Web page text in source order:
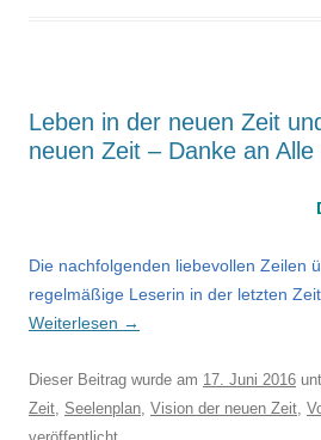
Leben in der neuen Zeit
neuen Zeit – Danke an Alle
Die nachfolgenden liebevollen Zeilen
regelmäßige Leserin in der letzten
Weiterlesen →
Dieser Beitrag wurde am 17. Juni 2016
Zeit, Seelenplan, Vision der neuen Zeit,